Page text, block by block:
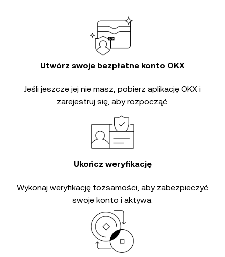
Utwórz swoje bezpłatne konto OKX
Jeśli jeszcze jej nie masz, pobierz aplikację OKX i
zarejestruj się, aby rozpocząć.
Ukończ weryfikację
Wykonaj weryfikację tożsamości, aby zabezpieczyć
swoje konto i aktywa.